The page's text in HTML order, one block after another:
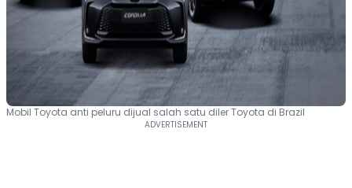
Mobil Toyota anti peluru dijual salah satu diler Toyota di Brazil